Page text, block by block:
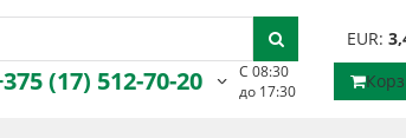
EUR:
(17) 512-70-20
С 08:30
до 17:30